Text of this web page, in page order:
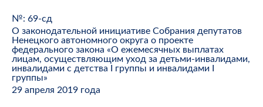
№: 69-сд
О законодательной инициативе Собрания депутатов
Ненецкого автономного округа о проекте
федерального закона «О ежемесячных выплатах
лицам, осуществляющим уход за детьми-инвалидами,
инвалидами с детства I группы и инвалидами I
группы»
29 апреля 2019 года